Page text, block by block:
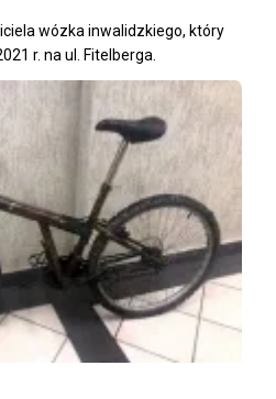
wózka inwalidzkiego, który
r. na ul. Fitelberga.